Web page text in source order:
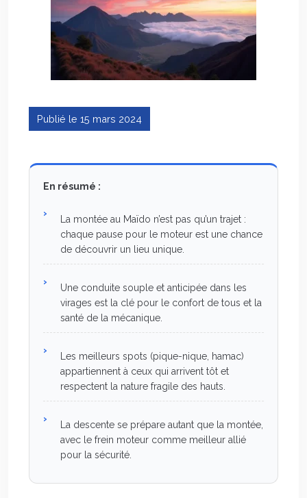
Publié le 15 mars 2024
En résumé :
La montée au Maïdo n’est pas qu’un trajet :
chaque pause pour le moteur est une chance
de découvrir un lieu unique.
Une conduite souple et anticipée dans les
virages est la clé pour le confort de tous et la
santé de la mécanique.
Les meilleurs spots (pique-nique, hamac)
appartiennent à ceux qui arrivent tôt et
respectent la nature fragile des hauts.
La descente se prépare autant que la montée,
avec le frein moteur comme meilleur allié
pour la sécurité.